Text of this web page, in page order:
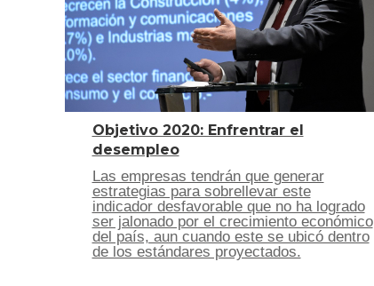
Objetivo 2020: Enfrentrar el
desempleo
Las empresas tendrán que generar
estrategias para sobrellevar este
indicador desfavorable que no ha logrado
ser jalonado por el crecimiento económico
del país, aun cuando este se ubicó dentro
de los estándares proyectados.